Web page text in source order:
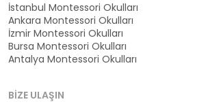
İstanbul Montessori Okulları
Ankara Montessori Okulları
İzmir Montessori Okulları
Bursa Montessori Okulları
Antalya Montessori Okulları
BIZE ULAŞIN